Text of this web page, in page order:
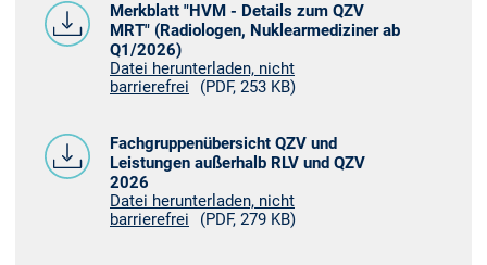
Merkblatt "HVM - Details zum QZV
MRT" (Radiologen, Nuklearmediziner ab
Q1/2026)
Datei herunterladen, nicht
barrierefrei
(PDF, 253 KB)
Fachgruppenübersicht QZV und
Leistungen außerhalb RLV und QZV
2026
Datei herunterladen, nicht
barrierefrei
(PDF, 279 KB)